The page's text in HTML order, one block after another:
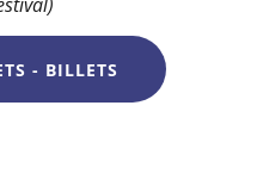
- BILLETS